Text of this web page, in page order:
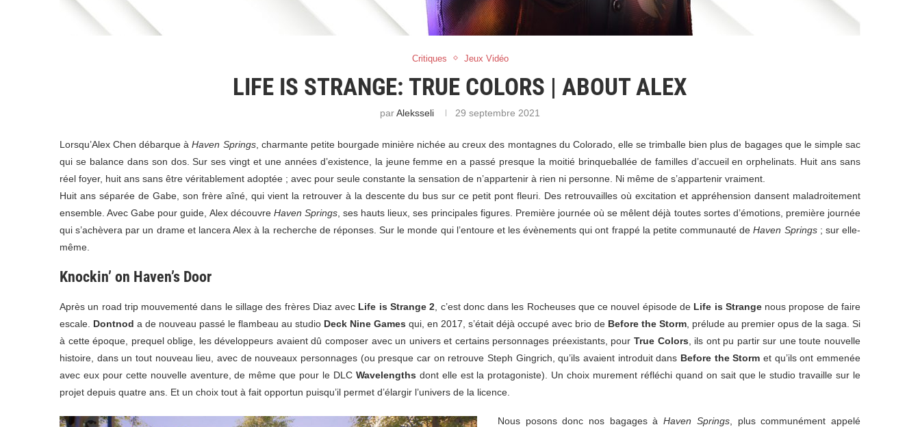
Critiques Jeux Vidéo
LIFE IS STRANGE: TRUE COLORS | ABOUT ALEX
parAleksseli 29 septembre 2021
Lorsqu’Alex Chen débarque àHaven Springs, charmante petite bourgade minière nichée au creux des montagnes du Colorado, elle se trimballe bien plus de bagages que le simple sac
qui se balance dans son dos. Sur ses vingt et une années d’existence, la jeune femme en a passé presque la moitié brinqueballée de familles d’accueil en orphelinats. Huit ans sans
réel foyer, huit ans sans être véritablement adoptée ; avec pour seule constante la sensation de n’appartenir à rien ni personne. Ni même de s’appartenir vraiment.
Huit ans séparée de Gabe, son frère aîné, qui vient la retrouver à la descente du bus sur ce petit pont fleuri. Des retrouvailles où excitation et appréhension dansent maladroitement
ensemble. Avec Gabe pour guide, Alex découvre Haven Springs, ses hauts lieux, ses principales figures. Première journée où se mêlent déjà toutes sortes d’émotions, première journée
qui s’achèvera par un drame et lancera Alex à la recherche de réponses. Sur le monde qui l’entoure et les évènements qui ont frappé la petite communauté deHaven Springs ; sur elle-
même.
Knockin’ on Haven’s Door
Après un road trip mouvementé dans le sillage des frères Diaz avec Life is Strange 2 , c’est donc dans les Rocheuses que ce nouvel épisode de Life is Strangenous propose de faire
escale. Dontnod a de nouveau passé le flambeau au studio Deck Nine Games qui, en 2017, s’était déjà occupé avec brio de Before the Storm , prélude au premier opus de la saga. Si
à cette époque, prequel oblige, les développeurs avaient dû composer avec un univers et certains personnages préexistants, pour True Colors , ils ont pu partir sur une toute nouvelle
histoire, dans un tout nouveau lieu, avec de nouveaux personnages (ou presque car on retrouve Steph Gingrich, qu’ils avaient introduit dans Before the Storm et qu’ils ont emmenée
avec eux pour cette nouvelle aventure, de même que pour le DLC Wavelengths dont elle est la protagoniste). Un choix murement réfléchi quand on sait que le studio travaille sur le
projet depuis quatre ans. Et un choix tout à fait opportun puisqu’il permet d’élargir l’univers de la licence.
Nous posons donc nos bagages àHaven Springs, plus communément appelé